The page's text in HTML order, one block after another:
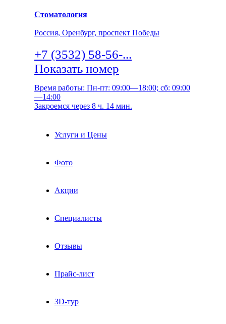
Стоматология
Россия, Оренбург, проспект Победы
+7 (3532) 58-56-...
Показать номер
Время работы: Пн-пт: 09:00—18:00; сб: 09:00
—14:00
Закроемся через 8 ч. 14 мин.
Услуги и Цены
Фото
Акции
Специалисты
Отзывы
Прайс-лист
3D-тур